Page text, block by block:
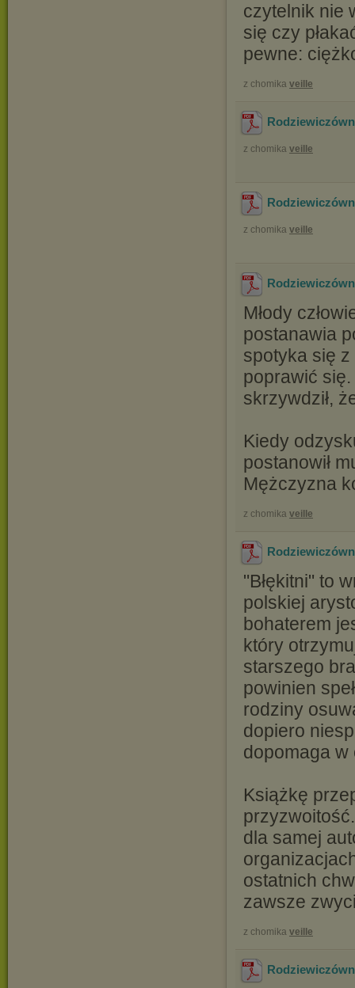
czytelnik nie
się czy
pewne:
z chomika veille
z chomika veille
z chomika veille
Młody
postanawia
spotyka się
poprawić
skrzywdził,
Kiedy
postanowił
Mężczyzna
z chomika veille
"Błękitni" to
polskiej
bohaterem
który
starszego
powinien
rodziny
dopiero
dopomaga w
Książkę
dla samej
ostatnich
zawsze
z chomika veille